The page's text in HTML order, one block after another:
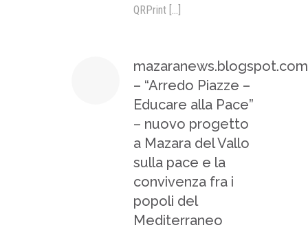
QRPrint [...]
mazaranews.blogspot.com
– “Arredo Piazze –
Educare alla Pace”
– nuovo progetto
a Mazara del Vallo
sulla pace e la
convivenza fra i
popoli del
Mediterraneo